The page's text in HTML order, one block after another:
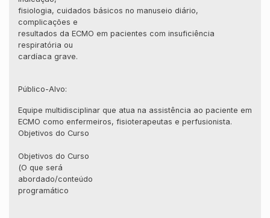
fisiologia, cuidados básicos no manuseio diário,
complicações e
resultados da ECMO em pacientes com insuficiência
respiratória ou
cardíaca grave.
Público-Alvo:
Equipe multidisciplinar que atua na assistência ao paciente em
ECMO como enfermeiros, fisioterapeutas e perfusionista.
Objetivos do Curso
Objetivos do Curso
(O que será
abordado/conteúdo
programático